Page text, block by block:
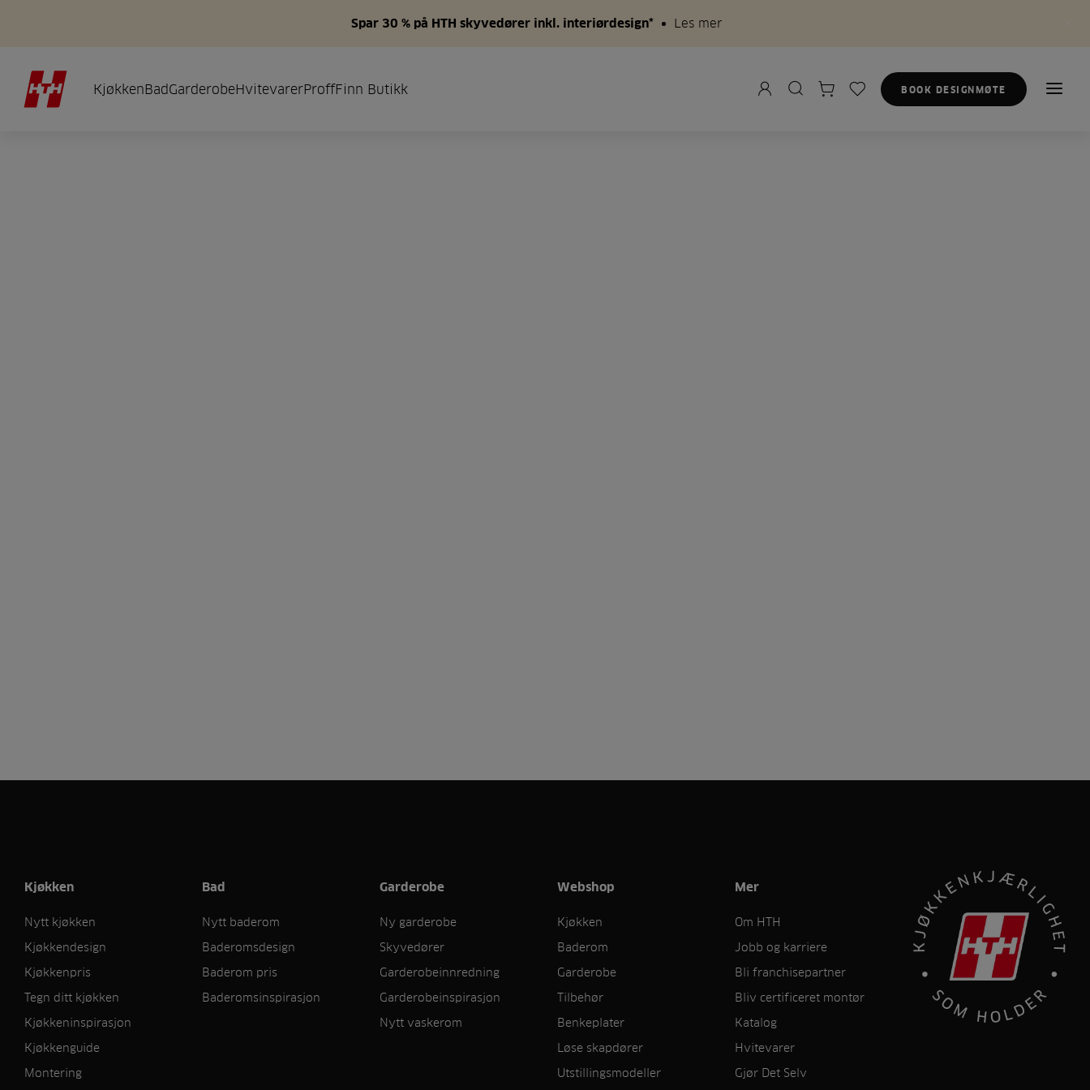
Spar 30 % på HTH skyvedører inkl. interiørdesign* Les mer
KjøkkenBadGarderobeHvitevarerProffFinn Butikk BOOK DESIGNMØTE
Kjøkken
Nytt kjøkken
Kjøkkendesign
Kjøkkenpris
Tegn ditt kjøkken
Kjøkkeninspirasjon
Kjøkkenguide
Montering
Bad
Nytt baderom
Baderomsdesign
Baderom pris
Baderomsinspirasjon
Garderobe
Ny garderobe
Skyvedører
Garderobeinnredning
Garderobeinspirasjon
Nytt vaskerom
Webshop
Kjøkken
Baderom
Garderobe
Tilbehør
Benkeplater
Løse skapdører
Utstillingsmodeller
Mer
Om HTH
Jobb og karriere
Bli franchisepartner
Bliv certificeret montør
Katalog
Hvitevarer
Gjør Det Selv